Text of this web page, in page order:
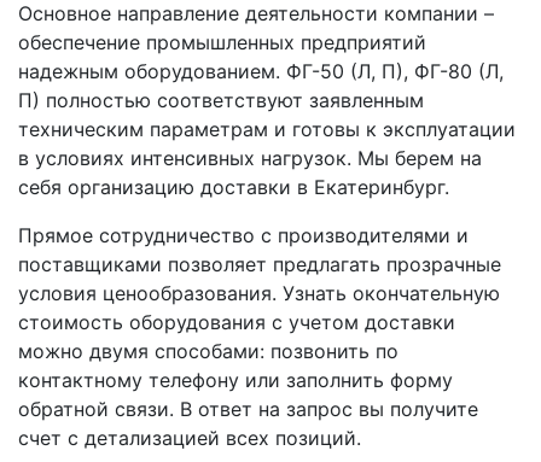
Основное направление деятельности компании –
обеспечение промышленных предприятий
надежным оборудованием. ФГ-50 (Л, П), ФГ-80 (Л,
П) полностью соответствуют заявленным
техническим параметрам и готовы к эксплуатации
в условиях интенсивных нагрузок. Мы берем на
себя организацию доставки в Екатеринбург.
Прямое сотрудничество с производителями и
поставщиками позволяет предлагать прозрачные
условия ценообразования. Узнать окончательную
стоимость оборудования с учетом доставки
можно двумя способами: позвонить по
контактному телефону или заполнить форму
обратной связи. В ответ на запрос вы получите
счет с детализацией всех позиций.